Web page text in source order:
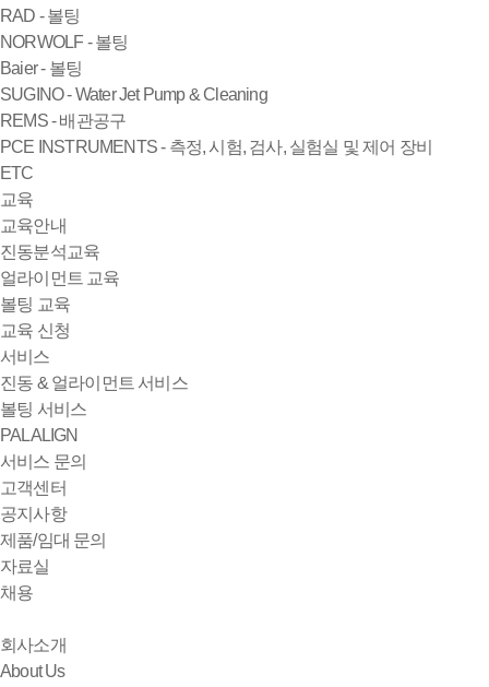
RAD - 볼팅
NORWOLF - 볼팅
Baier - 볼팅
SUGINO - Water Jet Pump & Cleaning
REMS - 배관공구
PCE INSTRUMENTS - 측정, 시험, 검사, 실험실 및 제어 장비
ETC
교육
교육안내
진동분석교육
얼라이먼트 교육
볼팅 교육
교육 신청
서비스
진동 & 얼라이먼트 서비스
볼팅 서비스
PALALIGN
서비스 문의
고객센터
공지사항
제품/임대 문의
자료실
채용
회사소개
About Us